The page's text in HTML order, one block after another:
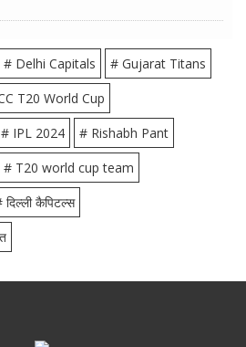
# Delhi Capitals
# Gujarat Titans
T20 World Cup
# IPL 2024
# Rishabh Pant
# T20 world cup team
दिल्ली कैपिटल्स